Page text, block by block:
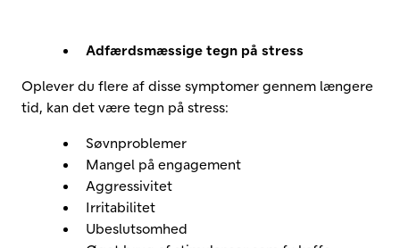
Adfærdsmæssige tegn på stress
Oplever du flere af disse symptomer gennem længere
tid, kan det være tegn på stress:
Søvnproblemer
Mangel på engagement
Aggressivitet
Irritabilitet
Ubeslutsomhed